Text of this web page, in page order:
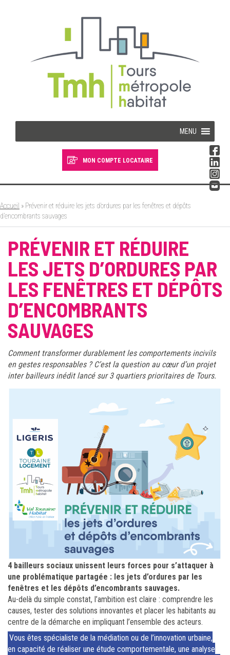
MENU
MON COMPTE LOCATAIRE
Accueil » Prévenir et réduire les jets d’ordures par les fenêtres et dépôts
d’encombrants sauvages
PRÉVENIR ET RÉDUIRE
LES JETS D’ORDURES PAR
LES FENÊTRES ET DÉPÔTS
D’ENCOMBRANTS
SAUVAGES
Comment transformer durablement les comportements incivils
en gestes responsables ? C’est la question au cœur d’un projet
inter bailleurs inédit lancé sur 3 quartiers prioritaires de Tours.
4 bailleurs sociaux unissent leurs forces pour s’attaquer à
une problématique partagée : les jets d’ordures par les
fenêtres et les dépôts d’encombrants sauvages.
Au-delà du simple constat, l’ambition est claire : comprendre les
causes, tester des solutions innovantes et placer les habitants au
centre de la démarche en impliquant l’ensemble des acteurs.
Vous êtes spécialiste de la médiation ou de l’innovation urbaine,
en capacité de réaliser une étude comportementale, une analyse